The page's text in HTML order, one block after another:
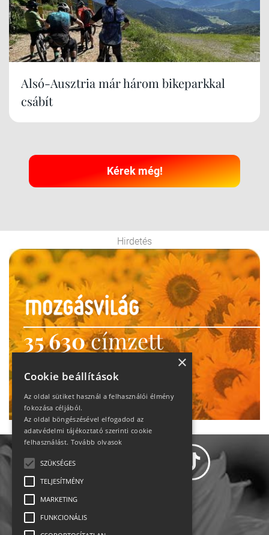
Alsó-Ausztria már három bikeparkkal
csábít
Kérek még!
Hirdetés
35 630címzett
heti motiváció
Ne maradj le!
×
Cookie beállítások
Az oldal sütiket használ a felhasználói élmény
fokozása céljából.
Az oldal böngészésével elfogadod az
adatvédelmi tájékoztató szerinti cookie
felhasználást. Tovább olvasok
SZÜKSÉGES
TELJESÍTMÉNY
MARKETING
FUNKCIONÁLIS